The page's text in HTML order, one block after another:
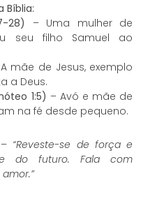
Bíblia:
28)
– Uma mulher de
seu filho Samuel ao
mãe de Jesus, exemplo
a Deus.
1:5) – Avó e mãe de
na fé desde pequeno.
– “Reveste-se de força e
do futuro. Fala com